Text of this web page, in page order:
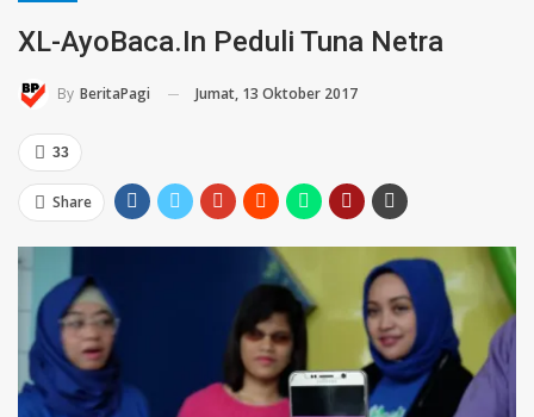
XL-AyoBaca.In Peduli Tuna Netra
By BeritaPagi Jumat, 13 Oktober 2017
33
Share